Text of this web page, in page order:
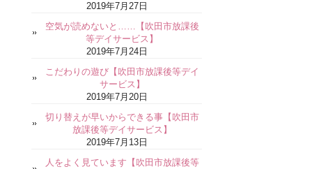
2019年7月27日
空気が読めないと……【吹田市放課後
等デイサービス】
2019年7月24日
こだわりの遊び【吹田市放課後等デイ
サービス】
2019年7月20日
切り替えが早いからできる事【吹田市
放課後等デイサービス】
2019年7月13日
人をよく見ています【吹田市放課後等